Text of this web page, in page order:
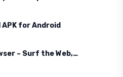
APK for Android
Wave Browser – Surf the Web, Save the Ocean